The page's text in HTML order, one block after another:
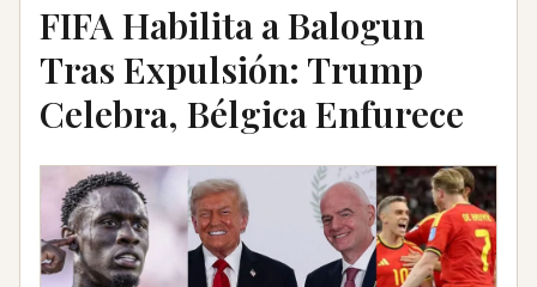
FIFA Habilita a Balogun
Tras Expulsión: Trump
Celebra, Bélgica Enfurece